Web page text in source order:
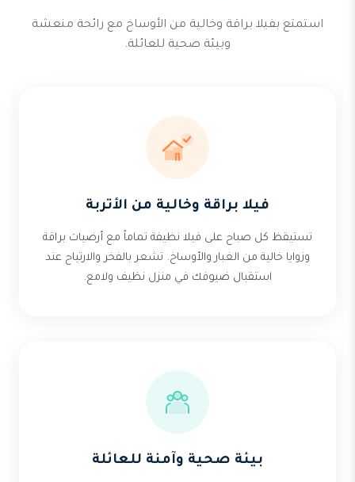
استمتع بفيلا براقة وخالية من الأوساخ مع رائحة منعشة
وبيئة صحية للعائلة.
فيلا براقة وخالية من الأتربة
تستيقظ كل صباح على فيلا نظيفة تماماً مع أرضيات براقة
وزوايا خالية من الغبار والأوساخ. تشعر بالفخر والارتياح عند
استقبال ضيوفك في منزل نظيف ولامع.
بيئة صحية وآمنة للعائلة